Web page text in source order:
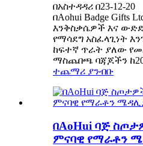
በአስተዳዳሪ በ23-12-20
በAohui Badge Gifts
እንቅስቃሴዎች እና
የማሳደግ አስፈላጊነት
ከፍተኛ ጥራት ያለው
ማስጨበጫ ባጃጆችን
ተጨማሪ ያንብቡ
በAoHui ባጅ
ምናባዊ የማራቶን